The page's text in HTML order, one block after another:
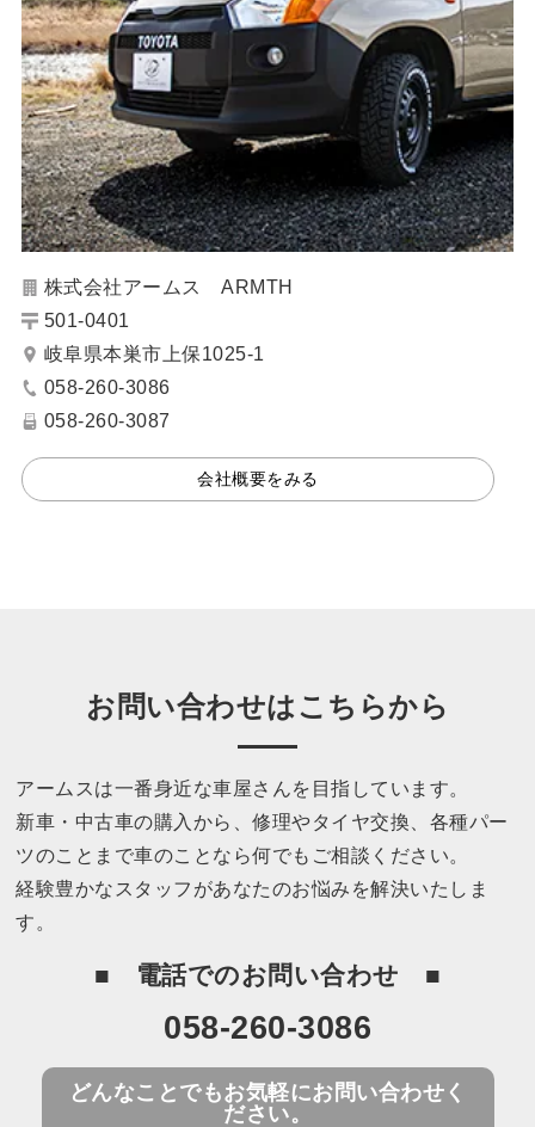
株式会社アームス ARMTH
501-0401
岐阜県本巣市上保1025-1
058-260-3086
058-260-3087
会社概要をみる
お問い合わせはこちらから
アームスは一番身近な車屋さんを目指しています。
新車・中古車の購入から、修理やタイヤ交換、各種パー
ツのことまで車のことなら何でもご相談ください。
経験豊かなスタッフがあなたのお悩みを解決いたしま
す。
電話でのお問い合わせ
058-260-3086
どんなことでもお気軽にお問い合わせく
ださい。